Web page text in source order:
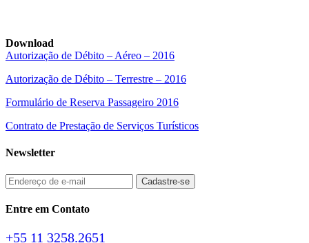
Download
Autorização de Débito – Aéreo – 2016
Autorização de Débito – Terrestre – 2016
Formulário de Reserva Passageiro 2016
Contrato de Prestação de Serviços Turísticos
Newsletter
Entre em Contato
+55 11 3258.2651